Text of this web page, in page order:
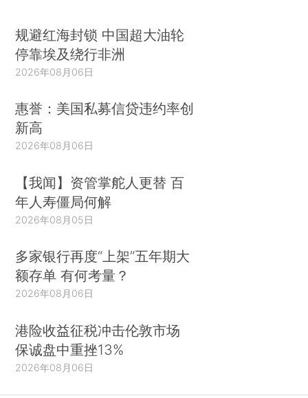
规避红海封锁 中国超大油轮
停靠埃及绕行非洲
2026年08月06日
惠誉：美国私募信贷违约率创
新高
2026年08月06日
【我闻】资管掌舵人更替 百
年人寿僵局何解
2026年08月05日
多家银行再度“上架”五年期大
额存单 有何考量？
2026年08月06日
港险收益征税冲击伦敦市场
保诚盘中重挫13%
2026年08月06日